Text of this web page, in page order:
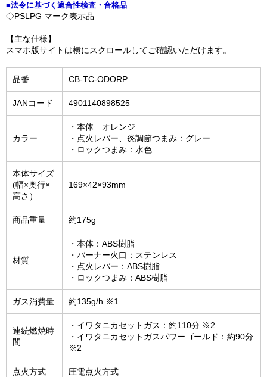
■法令に基づく適合性検査・合格品
◇PSLPG マーク表示品
【主な仕様】
スマホ版サイトは横にスクロールしてご確認いただけます。
品番 CB-TC-ODORP
JANコード 4901140898525
カラー
・本体 オレンジ
・点火レバー、炎調節つまみ：グレー
・ロックつまみ：水色
本体サイズ
(幅×奥行×
高さ）
169×42×93mm
商品重量 約175g
材質
・本体：ABS樹脂
・バーナー火口：ステンレス
・点火レバー：ABS樹脂
・ロックつまみ：ABS樹脂
ガス消費量 約135g/h ※1
連続燃焼時
間
・イワタニカセットガス：約110分 ※2
・イワタニカセットガスパワーゴールド：約90分
※2
点火方式 圧電点火方式